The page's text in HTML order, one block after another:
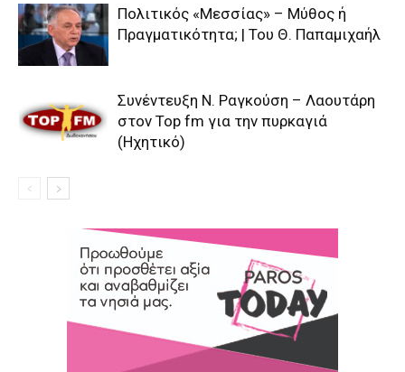
Πολιτικός «Μεσσίας» – Μύθος ή
Πραγματικότητα; | Του Θ. Παπαμιχαήλ
Συνέντευξη Ν. Ραγκούση – Λαουτάρη
στον Top fm για την πυρκαγιά
(Ηχητικό)